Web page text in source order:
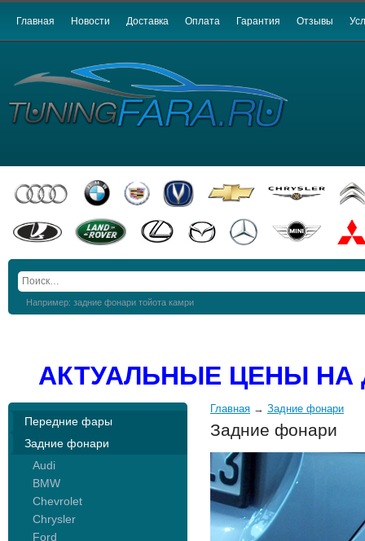
Главная Новости Доставка Оплата Гарантия Отзывы
Например: задние фонари тойота камри
АКТУАЛЬНЫЕ ЦЕНЫ
Передние фары
Задние фонари
Audi
BMW
Chevrolet
Chrysler
Ford
Главная → Задние фонари
Задние фонари